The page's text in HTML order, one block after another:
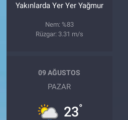
Yakınlarda Yer Yer Yağmur
Nem: %83
Rüzgar: 3.31 m/s
09 AĞUSTOS
PAZAR
23°